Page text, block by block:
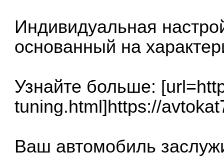
Индивидуальная
основанный на
Узнайте больше:
tuning.html]https://
Ваш автомобиль